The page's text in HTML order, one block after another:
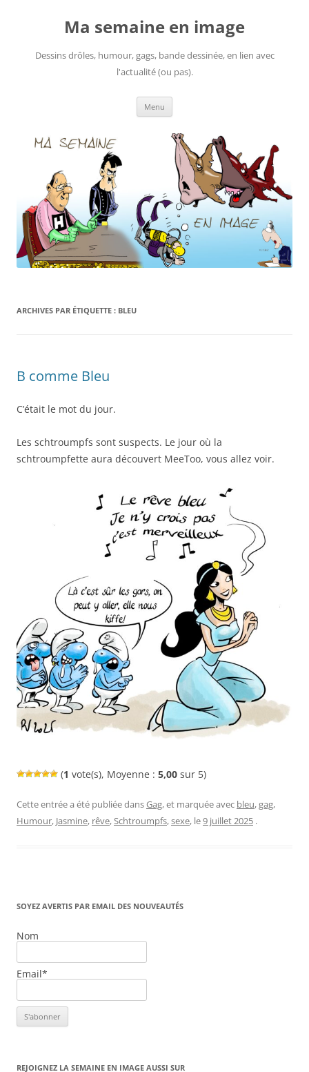
Ma semaine en image
Dessins drôles, humour, gags, bande dessinée, en lien avec
l'actualité (ou pas).
Menu
ARCHIVES PAR ÉTIQUETTE : BLEU
B comme Bleu
C’était le mot du jour.
Les schtroumpfs sont suspects. Le jour où la
schtroumpfette aura découvert MeeToo, vous allez voir.
(1 vote(s), Moyenne : 5,00 sur 5)
Cette entrée a été publiée dansGag, et marquée avec bleu,gag,
Humour, Jasmine, rêve,Schtroumpfs,sexe, le9 juillet 2025 .
SOYEZ AVERTIS PAR EMAIL DES NOUVEAUTÉS
Nom
Email*
REJOIGNEZ LA SEMAINE EN IMAGE AUSSI SUR